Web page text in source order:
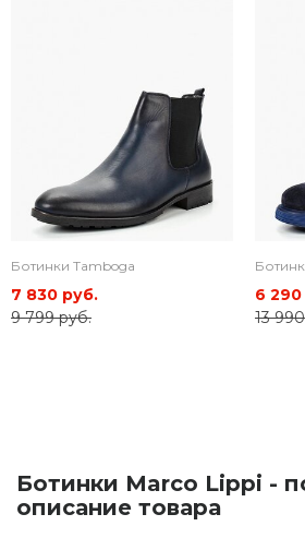
Ботинки Tamboga
7 830 руб.
9 799 руб.
6
13
Ботинки Marco Lippi -
описание товара